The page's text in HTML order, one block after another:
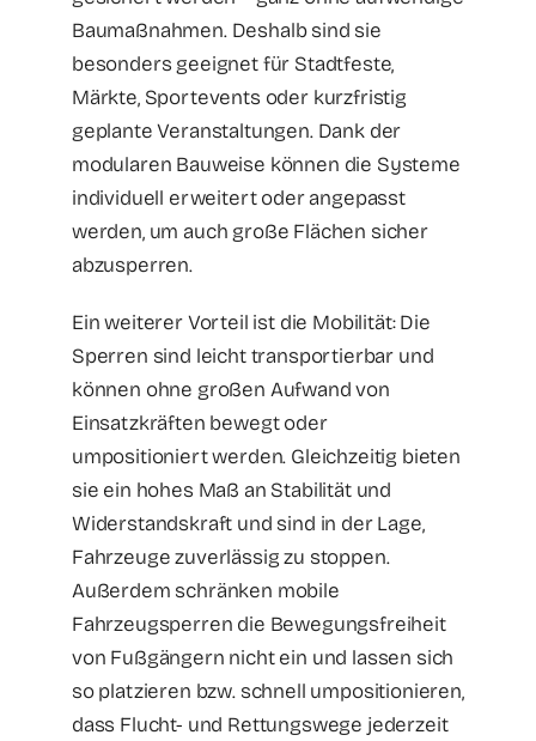
Baumaßnahmen. Deshalb sind sie
besonders geeignet für Stadtfeste,
Märkte, Sportevents oder kurzfristig
geplante Veranstaltungen. Dank der
modularen Bauweise können die Systeme
individuell erweitert oder angepasst
werden, um auch große Flächen sicher
abzusperren.
Ein weiterer Vorteil ist die Mobilität: Die
Sperren sind leicht transportierbar und
können ohne großen Aufwand von
Einsatzkräften bewegt oder
umpositioniert werden. Gleichzeitig bieten
sie ein hohes Maß an Stabilität und
Widerstandskraft und sind in der Lage,
Fahrzeuge zuverlässig zu stoppen.
Außerdem schränken mobile
Fahrzeugsperren die Bewegungsfreiheit
von Fußgängern nicht ein und lassen sich
so platzieren bzw. schnell umpositionieren,
dass Flucht- und Rettungswege jederzeit